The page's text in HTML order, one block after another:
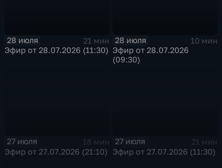
28 июля
21 мин
Эфир от 28.07.2026 (11:30)
28 июля
10 мин
Эфир от 28.07.2026
(09:30)
27 июля
18 мин
Эфир от 27.07.2026 (21:10)
27 июля
21 мин
Эфир от 27.07.2026 (11:30)